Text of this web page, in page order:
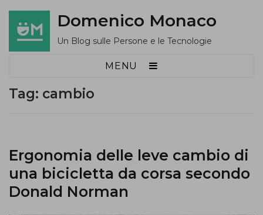
Domenico Monaco
Un Blog sulle Persone e le Tecnologie
MENU
Tag: cambio
Ergonomia delle leve cambio di
una bicicletta da corsa secondo
Donald Norman